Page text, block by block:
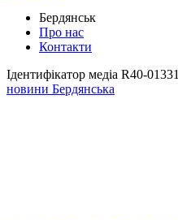
Бердянськ
Про нас
Контакти
Ідентифікатор медіа R40-01331
новини Бердянська